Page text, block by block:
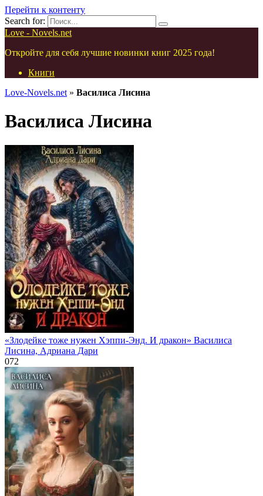
Перейти к контенту
Search for:
Love - Novels.net
Откройте для себя лучшие новинки книг 2025 года!
Книги
Love-Novels.net » Василиса Лисина
Василиса Лисина
«Злодейке тоже нужен Хэппи-Энд. И дракон» Василиса
Лисина, Адриана Дари
072